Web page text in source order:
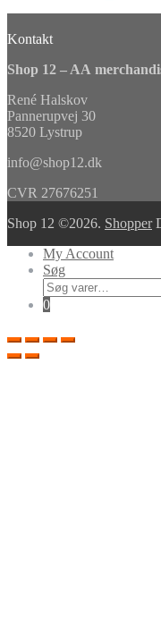
Kontakt
Shop 12 – AA
René Halskov
Pannerupvej 30
8520 Lystrup
info@shop12.dk
CVR 27676251
Shop 12 ©2026. Shopper
My Account
Søg
Søg
efter:
0